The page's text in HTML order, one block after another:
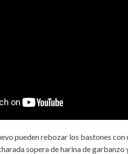
pueden rebozar los bastones con
sopera de harina de garbanzo